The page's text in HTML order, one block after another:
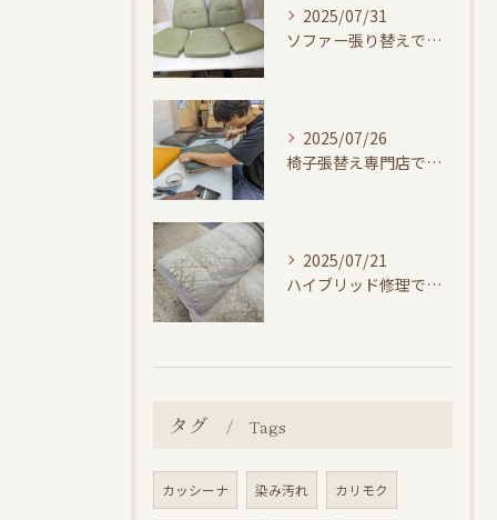
2025/07/31
ソファー張り替えで快適な暮らし
2025/07/26
椅子張替え専門店で家具を長寿命化する方法
2025/07/21
ハイブリッド修理で革ソファーをリーズナブルに再生
タグ Tags
カッシーナ 染み汚れ カリモク